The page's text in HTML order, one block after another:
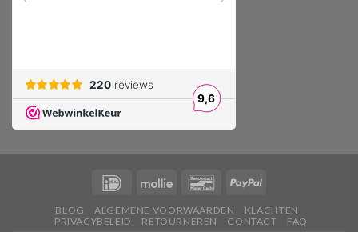
BLOG ALGEMENE VOORWAARDEN
KLACHTEN
PRIVACYBELEID
RETOURNEREN CONTACT FAQ